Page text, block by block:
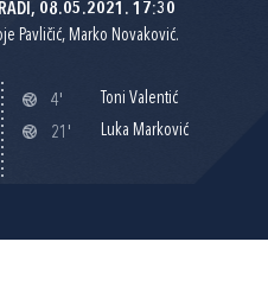
08.05.2021. 17:30
Pavličić, Marko Novaković.
4'
Toni Valentić
21'
Luka Marković